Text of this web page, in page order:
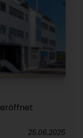
25.06.2025